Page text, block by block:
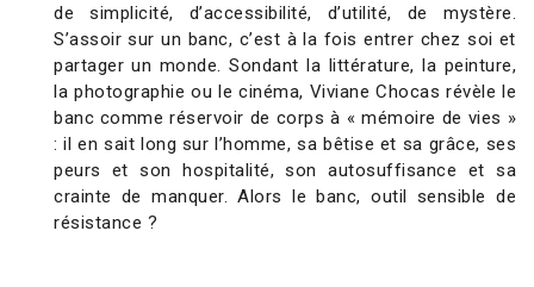
de simplicité, d’accessibilité, d’utilité, de mystère.
S’assoir sur un banc, c’est à la fois entrer chez soi et
partager un monde. Sondant la littérature, la peinture,
la photographie ou le cinéma, Viviane Chocas révèle le
banc comme réservoir de corps à « mémoire de vies »
: il en sait long sur l’homme, sa bêtise et sa grâce, ses
peurs et son hospitalité, son autosuffisance et sa
crainte de manquer. Alors le banc, outil sensible de
résistance ?